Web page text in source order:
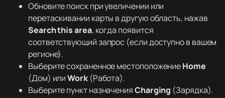
Обновите поиск при увеличении или
перетаскивании карты в другую область, нажав
Search this area, когда появится
соответствующий запрос (если доступно в вашем
регионе).
Выберите сохраненное местоположениеHome
(Дом) илиWork(Работа).
Выберите пункт назначенияCharging (Зарядка).